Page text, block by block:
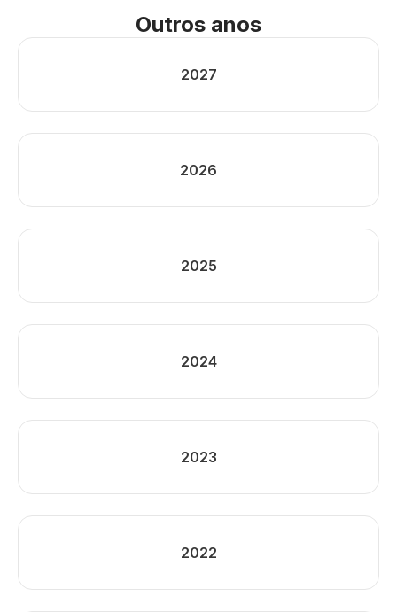
Outros anos
2027
2026
2025
2024
2023
2022